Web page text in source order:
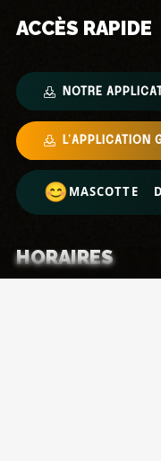
ACCÈS RAPIDE
NOTRE
L’APPLICATION
MASCOTTE
HORAIRES